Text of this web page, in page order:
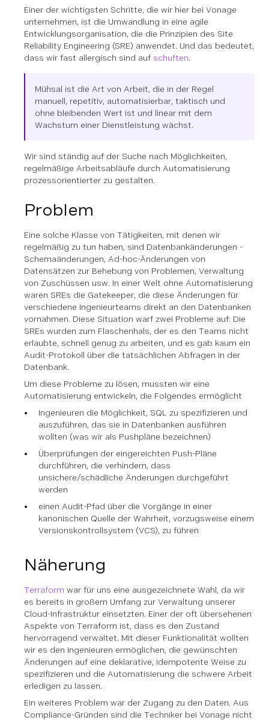
Einer der wichtigsten Schritte, die wir hier bei Vonage
unternehmen, ist die Umwandlung in eine agile
Entwicklungsorganisation, die die Prinzipien des Site
Reliability Engineering (SRE) anwendet. Und das bedeutet,
dass wir fast allergisch sind auf schuften.
Mühsal ist die Art von Arbeit, die in der Regel
manuell, repetitiv, automatisierbar, taktisch und
ohne bleibenden Wert ist und linear mit dem
Wachstum einer Dienstleistung wächst.
Wir sind ständig auf der Suche nach Möglichkeiten,
regelmäßige Arbeitsabläufe durch Automatisierung
prozessorientierter zu gestalten.
Problem
Eine solche Klasse von Tätigkeiten, mit denen wir
regelmäßig zu tun haben, sind Datenbankänderungen -
Schemaänderungen, Ad-hoc-Änderungen von
Datensätzen zur Behebung von Problemen, Verwaltung
von Zuschüssen usw. In einer Welt ohne Automatisierung
waren SREs die Gatekeeper, die diese Änderungen für
verschiedene Ingenieurteams direkt an den Datenbanken
vornahmen. Diese Situation warf zwei Probleme auf: Die
SREs wurden zum Flaschenhals, der es den Teams nicht
erlaubte, schnell genug zu arbeiten, und es gab kaum ein
Audit-Protokoll über die tatsächlichen Abfragen in der
Datenbank.
Um diese Probleme zu lösen, mussten wir eine
Automatisierung entwickeln, die Folgendes ermöglicht
Ingenieuren die Möglichkeit, SQL zu spezifizieren und
auszuführen, das sie in Datenbanken ausführen
wollten (was wir als Pushpläne bezeichnen)
Überprüfungen der eingereichten Push-Pläne
durchführen, die verhindern, dass
unsichere/schädliche Änderungen durchgeführt
werden
einen Audit-Pfad über die Vorgänge in einer
kanonischen Quelle der Wahrheit, vorzugsweise einem
Versionskontrollsystem (VCS), zu führen
Näherung
Terraform war für uns eine ausgezeichnete Wahl, da wir
es bereits in großem Umfang zur Verwaltung unserer
Cloud-Infrastruktur einsetzten. Einer der oft übersehenen
Aspekte von Terraform ist, dass es den Zustand
hervorragend verwaltet. Mit dieser Funktionalität wollten
wir es den Ingenieuren ermöglichen, die gewünschten
Änderungen auf eine deklarative, idempotente Weise zu
spezifizieren und die Automatisierung die schwere Arbeit
erledigen zu lassen.
Ein weiteres Problem war der Zugang zu den Daten. Aus
Compliance-Gründen sind die Techniker bei Vonage nicht